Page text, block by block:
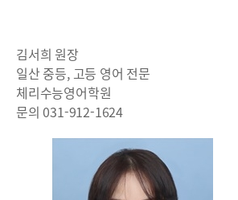
김서희 원장
일산 중등, 고등 영어 전문
체리수능영어학원
문의 031-912-1624